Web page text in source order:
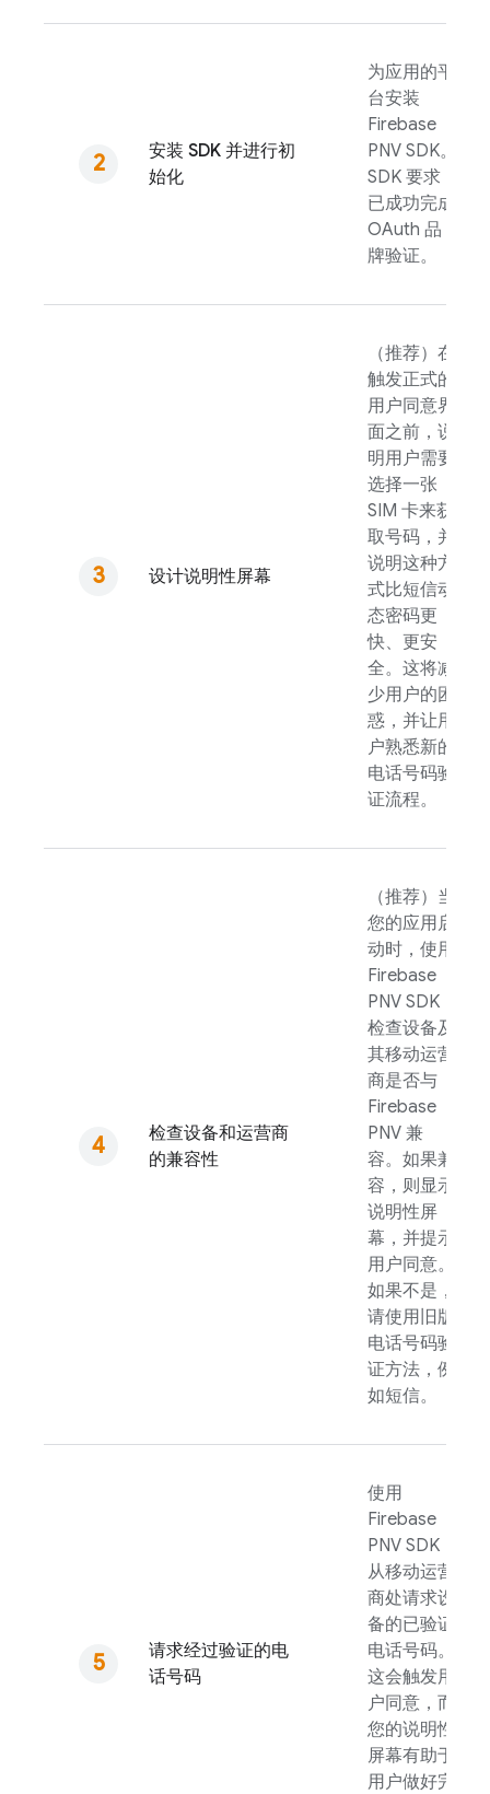
安装 SDK 并进行初
始化
为应用的平
台安装
Firebase
PNV SDK。
SDK 要求
已成功完成
OAuth 品
牌验证。
设计说明性屏幕
（推荐）在
触发正式的
用户同意界
面之前，说
明用户需要
选择一张
SIM 卡来获
取号码，并
说明这种方
式比短信动
态密码更
快、更安
全。这将减
少用户的困
惑，并让用
户熟悉新的
电话号码验
证流程。
检查设备和运营商
的兼容性
（推荐）当
您的应用启
动时，使用
Firebase
PNV SDK
检查设备及
其移动运营
商是否与
Firebase
PNV 兼
容。如果兼
容，则显示
说明性屏
幕，并提示
用户同意。
如果不是，
请使用旧版
电话号码验
证方法，例
如短信。
请求经过验证的电
话号码
使用
Firebase
PNV SDK
从移动运营
商处请求设
备的已验证
电话号码。
这会触发用
户同意，而
您的说明性
屏幕有助于
用户做好完